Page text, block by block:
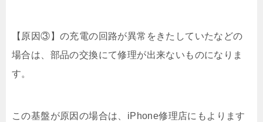
【原因③】の充電の回路が異常をきたしていたなどの
場合は、部品の交換にて修理が出来ないものになりま
す。
この基盤が原因の場合は、iPhone修理店にもよります